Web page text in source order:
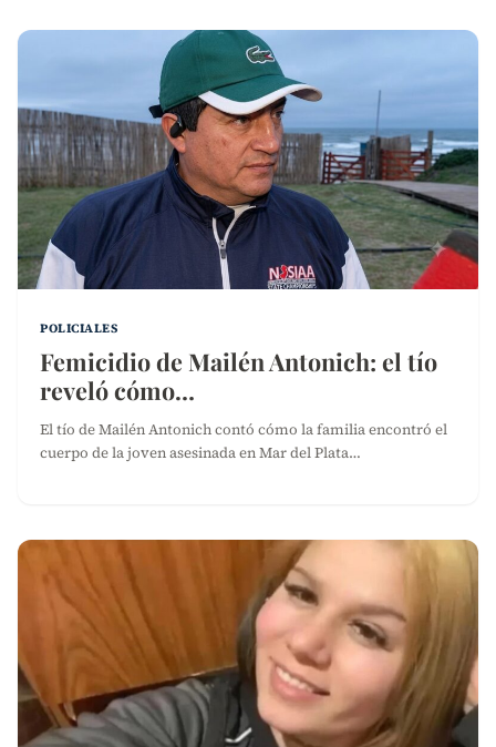
POLICIALES
Femicidio de Mailén Antonich: el tío
reveló cómo…
El tío de Mailén Antonich contó cómo la familia encontró el
cuerpo de la joven asesinada en Mar del Plata…